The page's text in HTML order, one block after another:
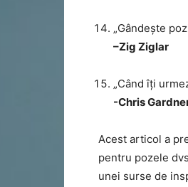
„Gândește
–Zig Ziglar
„Când îți
-Chris
Acest articol a
pentru pozele
unei surse de